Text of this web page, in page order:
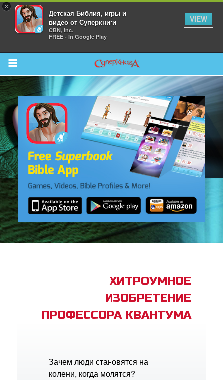
×
Детская Библия, игры и
видео от Суперкниги
CBN, Inc.
FREE - In Google Play
VIEW
Return to Content
Bible App
ХИТРОУМНОЕ
ИЗОБРЕТЕНИЕ
ПРОФЕССОРА КВАНТУМА
Зачем люди становятся на
колени, когда молятся?